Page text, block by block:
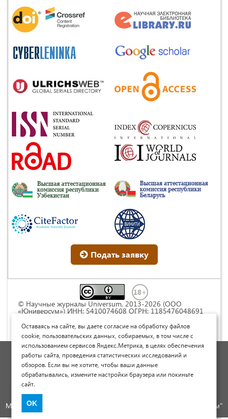
Подать заявку
© Научные журналы Universum, 2013-2026 (ООО
«Юниверсум») ИНН: 5410074608 ОГРН: 1185476048691
Commons « Attribution» («Атрибуция») 4.0
Непортированная
Политика обработки персональных данных
Договор оферты
Опубликовать научную статью
Международный научно-исследовательский журнал "Юниверсум"
Оставаясь на сайте, вы даете согласие на обработку файлов
cookie, пользовательских данных, собираемых, в том числе с
использованием сервисов Яндекс.Метрика, в целях обеспечения
работы сайта, проведения статистических исследований и
обзоров. Если вы не хотите, чтобы ваши данные
обрабатывались, измените настройки браузера или покиньте
сайт.
OK